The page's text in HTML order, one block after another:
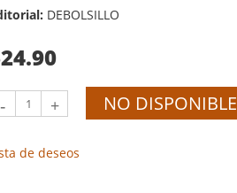
DEBOLSILLO
- + NO DISPONIBLE
de deseos